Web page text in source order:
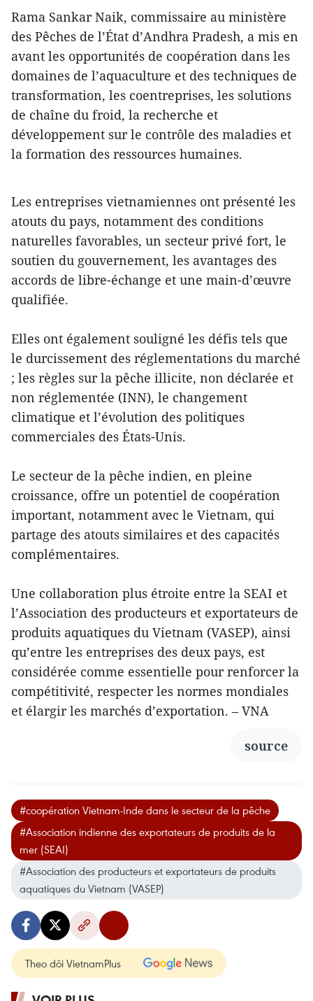
Rama Sankar Naik, commissaire au ministère
des Pêches de l’État d’Andhra Pradesh, a mis en
avant les opportunités de coopération dans les
domaines de l’aquaculture et des techniques de
transformation, les coentreprises, les solutions
de chaîne du froid, la recherche et
développement sur le contrôle des maladies et
la formation des ressources humaines.
Les entreprises vietnamiennes ont présenté les
atouts du pays, notamment des conditions
naturelles favorables, un secteur privé fort, le
soutien du gouvernement, les avantages des
accords de libre-échange et une main-d’œuvre
qualifiée.
Elles ont également souligné les défis tels que
le durcissement des réglementations du marché
; les règles sur la pêche illicite, non déclarée et
non réglementée (INN), le changement
climatique et l’évolution des politiques
commerciales des États-Unis.
Le secteur de la pêche indien, en pleine
croissance, offre un potentiel de coopération
important, notamment avec le Vietnam, qui
partage des atouts similaires et des capacités
complémentaires.
Une collaboration plus étroite entre la SEAI et
l’Association des producteurs et exportateurs de
produits aquatiques du Vietnam (VASEP), ainsi
qu’entre les entreprises des deux pays, est
considérée comme essentielle pour renforcer la
compétitivité, respecter les normes mondiales
et élargir les marchés d’exportation. – VNA
source
#coopération Vietnam-Inde dans le secteur de la pêche
#Association indienne des exportateurs de produits de la
mer (SEAI)
#Association des producteurs et exportateurs de produits
aquatiques du Vietnam (VASEP)
Theo dõi VietnamPlus